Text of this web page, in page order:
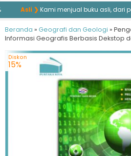
Asli ❯ Kami menjual buku asli, dari
Beranda » Geografi dan Geologi »
Informasi Geografis Berbasis Dekstop
Diskon
15%